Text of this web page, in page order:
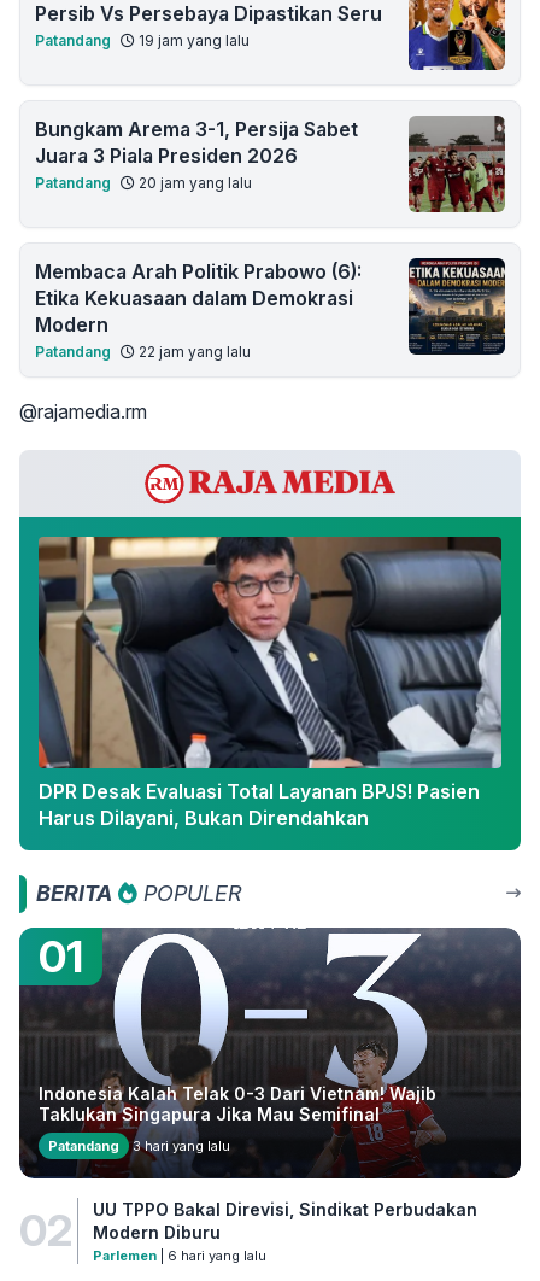
Persib Vs Persebaya Dipastikan Seru
Patandang 19 jam yang lalu
Bungkam Arema 3-1, Persija Sabet
Juara 3 Piala Presiden 2026
Patandang 20 jam yang lalu
Membaca Arah Politik Prabowo (6):
Etika Kekuasaan dalam Demokrasi
Modern
Patandang 22 jam yang lalu
@rajamedia.rm
DPR Desak Evaluasi Total Layanan BPJS! Pasien
Harus Dilayani, Bukan Direndahkan
BERITA POPULER
01
Indonesia Kalah Telak 0-3 Dari Vietnam! Wajib
Taklukan Singapura Jika Mau Semifinal
Patandang 3 hari yang lalu
02
UU TPPO Bakal Direvisi, Sindikat Perbudakan
Modern Diburu
Parlemen| 6 hari yang lalu